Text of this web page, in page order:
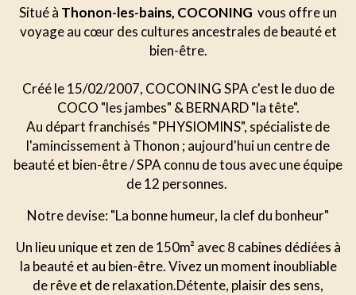
Situé à Thonon-les-bains, COCONING vous offre un
voyage au cœur des cultures ancestrales de beauté et
bien-être.
Créé le 15/02/2007, COCONING SPA c'est le duo de
COCO "les jambes" & BERNARD "la tête".
Au départ franchisés "PHYSIOMINS", spécialiste de
l'amincissement à Thonon ; aujourd'hui un centre de
beauté et bien-être / SPA connu de tous avec une équipe
de 12 personnes.
Notre devise: "La bonne humeur, la clef du bonheur"
Un lieu unique et zen de 150m² avec 8 cabines dédiées à
la beauté et au bien-être. Vivez un moment inoubliable
de rêve et de relaxation.Détente, plaisir des sens,